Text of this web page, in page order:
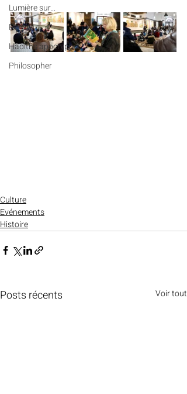
Lumière sur...
Penser
Hadiths apocryphes
Philosopher
Culture
Evénements
Histoire
Posts récents Voir tout